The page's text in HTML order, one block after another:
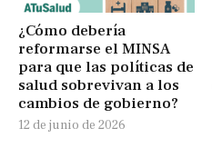
¿Cómo debería
reformarse el MINSA
para que las políticas de
salud sobrevivan a los
cambios de gobierno?
12 de junio de 2026